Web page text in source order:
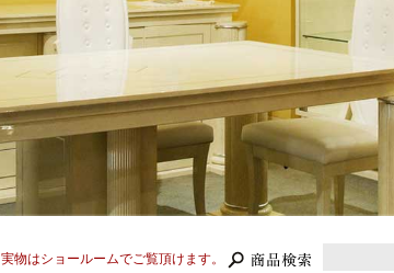
実物はショールームでご覧頂けます。